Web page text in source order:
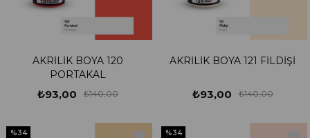
AKRİLİK BOYA 120
PORTAKAL
₺93,00 ₺140,00
AKRİLİK BOYA 121 FİLDİŞİ
₺93,00 ₺140,00
%34 %34